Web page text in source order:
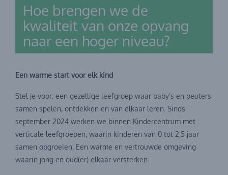
Hoe brengen we de
kwaliteit van onze opvang
naar een hoger niveau?
Een warme start voor elk kind
Stel je voor: een gezellige leefgroep waar baby’s en peuters
samen spelen, ontdekken en van elkaar leren. Sinds
september 2024 werken we binnen Kindercentrum met
verticale leefgroepen, waarin kinderen van 0 tot 2,5 jaar
samen opgroeien. Een warme en vertrouwde omgeving
waarin jong en oud(er) elkaar versterken.